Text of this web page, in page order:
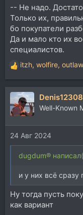
-- Не надо.
Только их,
бо покупатели
Да и мало кто их
специалистов.
Р
е
а
к
ц
и
и
:
itzh, wolfire,
Denis12308
Well-Known
24 Авг 2024
dugdum®
и у них всё сразу
Ну тогда пусть
как вариант